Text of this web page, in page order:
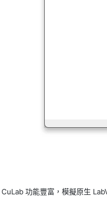
CuLab 功能豐富，模擬原生